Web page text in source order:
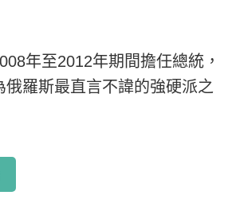
年至2012年期間擔任總統，
俄羅斯最直言不諱的強硬派之